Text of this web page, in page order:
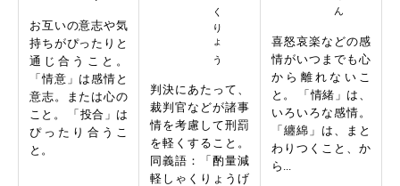
お互いの意志や気
持ちがぴったりと
通じ合うこと。
「情意」は感情と
意志。または心の
こと。 「投合」は
ぴったり合うこ
と。
判決にあたって、
裁判官などが諸事
情を考慮して刑罰
を軽くすること。
同義語：「酌量減
軽しゃくりょうげ
喜怒哀楽などの感
情がいつまでも心
から離れないこ
と。 「情緒」は、
いろいろな感情。
「纏綿」は、まと
わりつくこと、か
ら...